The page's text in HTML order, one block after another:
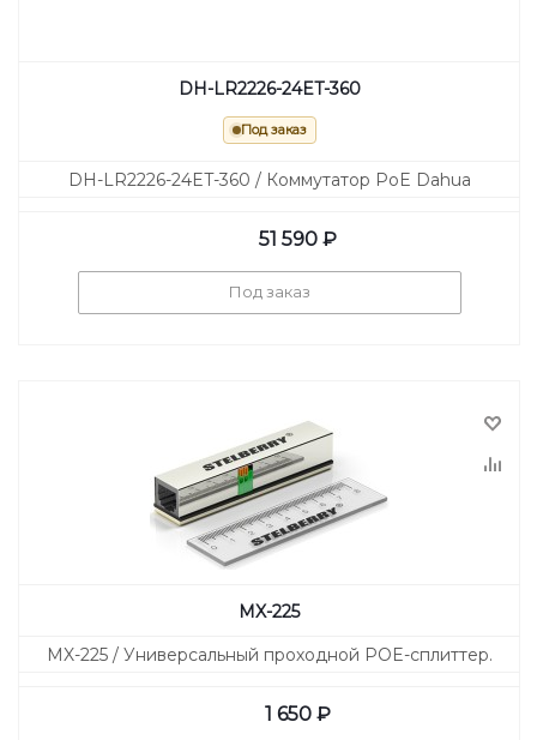
DH-LR2226-24ET-360
Под заказ
DH-LR2226-24ET-360 / Коммутатор PoE Dahua
51 590₽
Под заказ
MX-225
MX-225 / Универсальный проходной POE-сплиттер.
1 650₽